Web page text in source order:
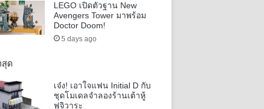
LEGO เปิดตัวฐาน New
Avengers Tower มาพร้อม
Doctor Doom!
5 days ago
สุด
เจ๋ง! เอาใจแฟน Initial D กับ
ชุดโมเดลจำลองร้านเต้าหู้
ฟูจิวาระ